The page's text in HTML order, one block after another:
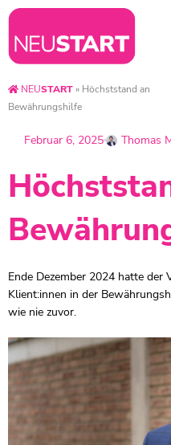
NEUSTART» Höchststand an
Bewährungshilfe
Februar 6, 2025 Thomas
Ende Dezember 2024 hatte der
Klient:innen in der
wie nie zuvor.